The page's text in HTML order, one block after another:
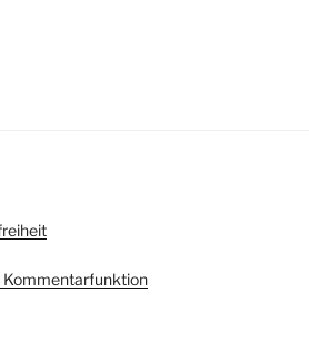
Kommentarfunktion